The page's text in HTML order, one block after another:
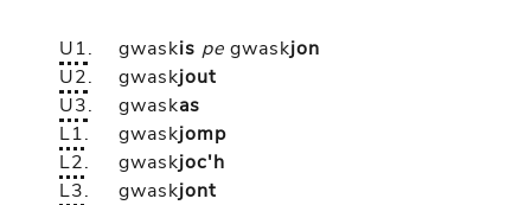
U1. gwaskis pe gwaskjon
U2. gwaskjout
U3. gwaskas
L1. gwaskjomp
L2. gwaskjoc'h
L3. gwaskjont